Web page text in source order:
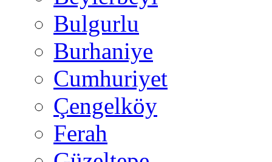
Bulgurlu
Burhaniye
Cumhuriyet
Çengelköy
Ferah